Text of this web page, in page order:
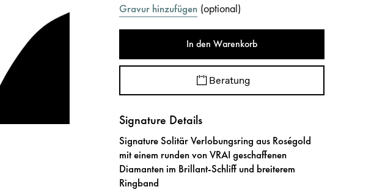
Gravur hinzufügen (optional)
In den Warenkorb
Beratung
Signature Details
Signature Solitär Verlobungsring aus Roségold
mit einem runden von VRAI geschaffenen
Diamanten im Brillant-Schliff und breiterem
Ringband